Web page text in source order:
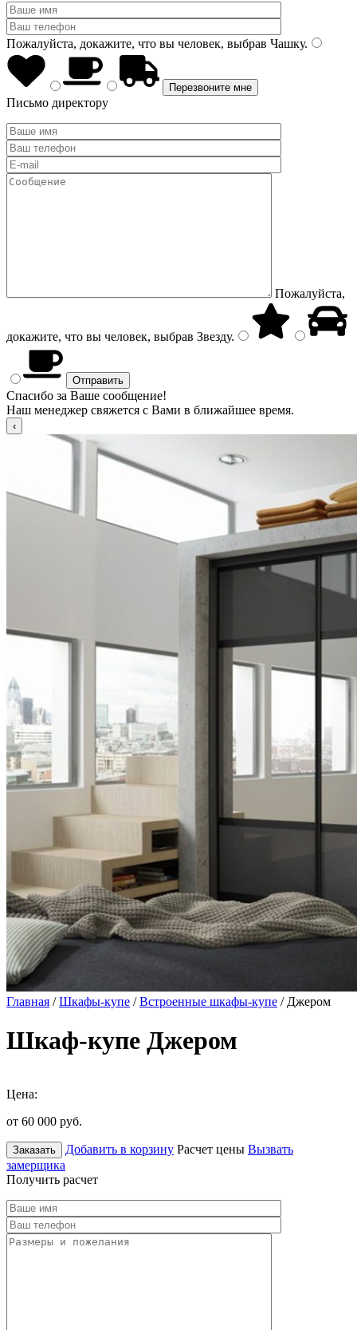
Пожалуйста, докажите, что вы человек, выбрав Чашку.
Письмо директору
Пожалуйста,
докажите, что вы человек, выбрав Звезду.
Спасибо за Ваше сообщение!
Наш менеджер свяжется с Вами в ближайшее время.
Главная /Шкафы-купе /Встроенные шкафы-купе / Джером
Шкаф-купе Джером
Цена:
от 60 000 руб.
Заказать Добавить в корзину Расчет цены Вызвать
замерщика
Получить расчет